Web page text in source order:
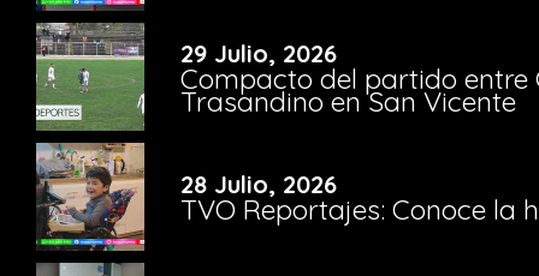
29 Julio, 2026
Compacto del partido entre
Trasandino en San Vicente
28 Julio, 2026
TVO Reportajes: Conoce la